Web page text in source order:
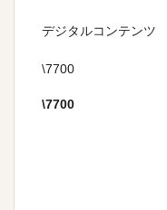
デジタルコンテンツ
\7700
\7700